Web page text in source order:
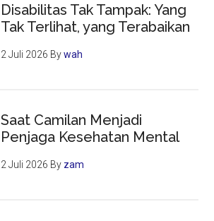
Disabilitas Tak Tampak: Yang
Tak Terlihat, yang Terabaikan
2 Juli 2026 Bywah
Saat Camilan Menjadi
Penjaga Kesehatan Mental
2 Juli 2026 By zam